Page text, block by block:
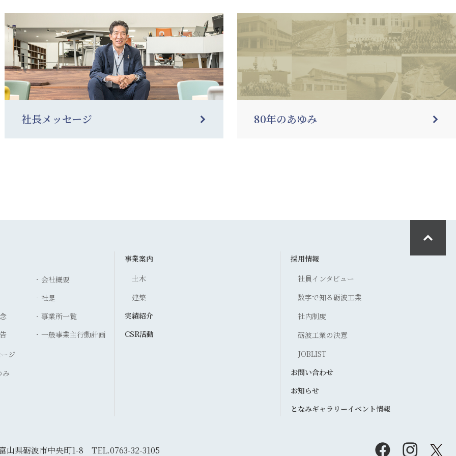
社長メッセージ 80年のあゆみ
会社概要
社是
事業所一覧
一般事業主行動計画
ジ
み
事業案内
土木
建築
実績紹介
CSR活動
採用情報
社員インタビュー
数字で知る砺波工業
社内制度
砺波工業の決意
JOBLIST
お問い合わせ
お知らせ
となみギャラリーイベント情報
山県砺波市中央町1-8 TEL.0763-32-3105